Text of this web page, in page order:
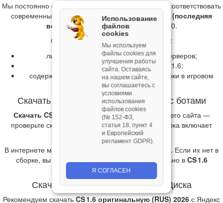
Мы постоянно оптимизируем установщики, чтобы соответствовать
современным требованиям.КС 1.6 чистая 2026 (последняя
версия)работает на Windows 7, 8 и 10.
СборкаCS 1.6 оригинальная (RUS) :
лидирует по количеству найденных серверов;
считается последней версией CS 1.6;
содержит ссылку на сайт для ремонта сборки в игровом
меню.
Скачать КС 1.6 оригинальная (RUS) с ботами
Скачать CS 1.6 чистую с ботамиможно с нашего сайта —
проверьте скриншоты, чтобы убедиться, что сборка включает
ботов.
В интернете много модификаций ботов для CS 1.6. Если их нет в
сборке, вы можете установить их самостоятельно в CS 1.6
оригинальная (RUS) 2026
Скачать КС 1.6 чистую с Яндекс Диска
Рекомендуем скачатьCS 1.6 оригинальную (RUS) 2026 с Яндекс
Использование
файлов
cookies
Мы используем
файлы cookies для
улучшения работы
сайта. Оставаясь
на нашем сайте,
вы соглашаетесь с
условиями
использования
файлов cookies
(№ 152‑ФЗ,
статья 18, пункт 4
и Европейский
регламент GDPR).
Я СОГЛАСЕН